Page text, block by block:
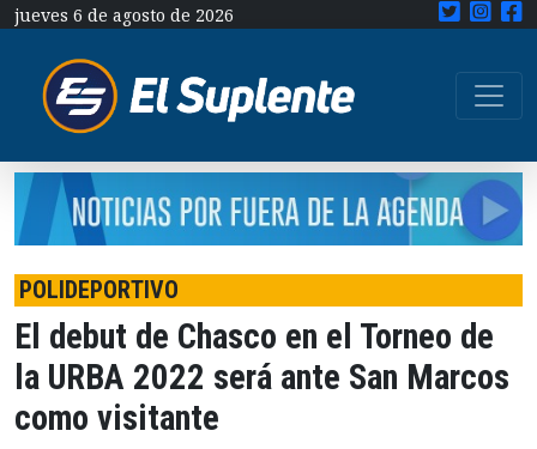
jueves 6 de agosto de 2026
POLIDEPORTIVO
El debut de Chasco en el Torneo de
la URBA 2022 será ante San Marcos
como visitante